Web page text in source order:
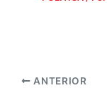
ANTERIOR